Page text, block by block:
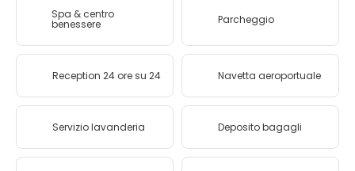
Spa & centro
benessere Parcheggio
Reception 24 ore su 24 Navetta aeroportuale
Servizio lavanderia Deposito bagagli